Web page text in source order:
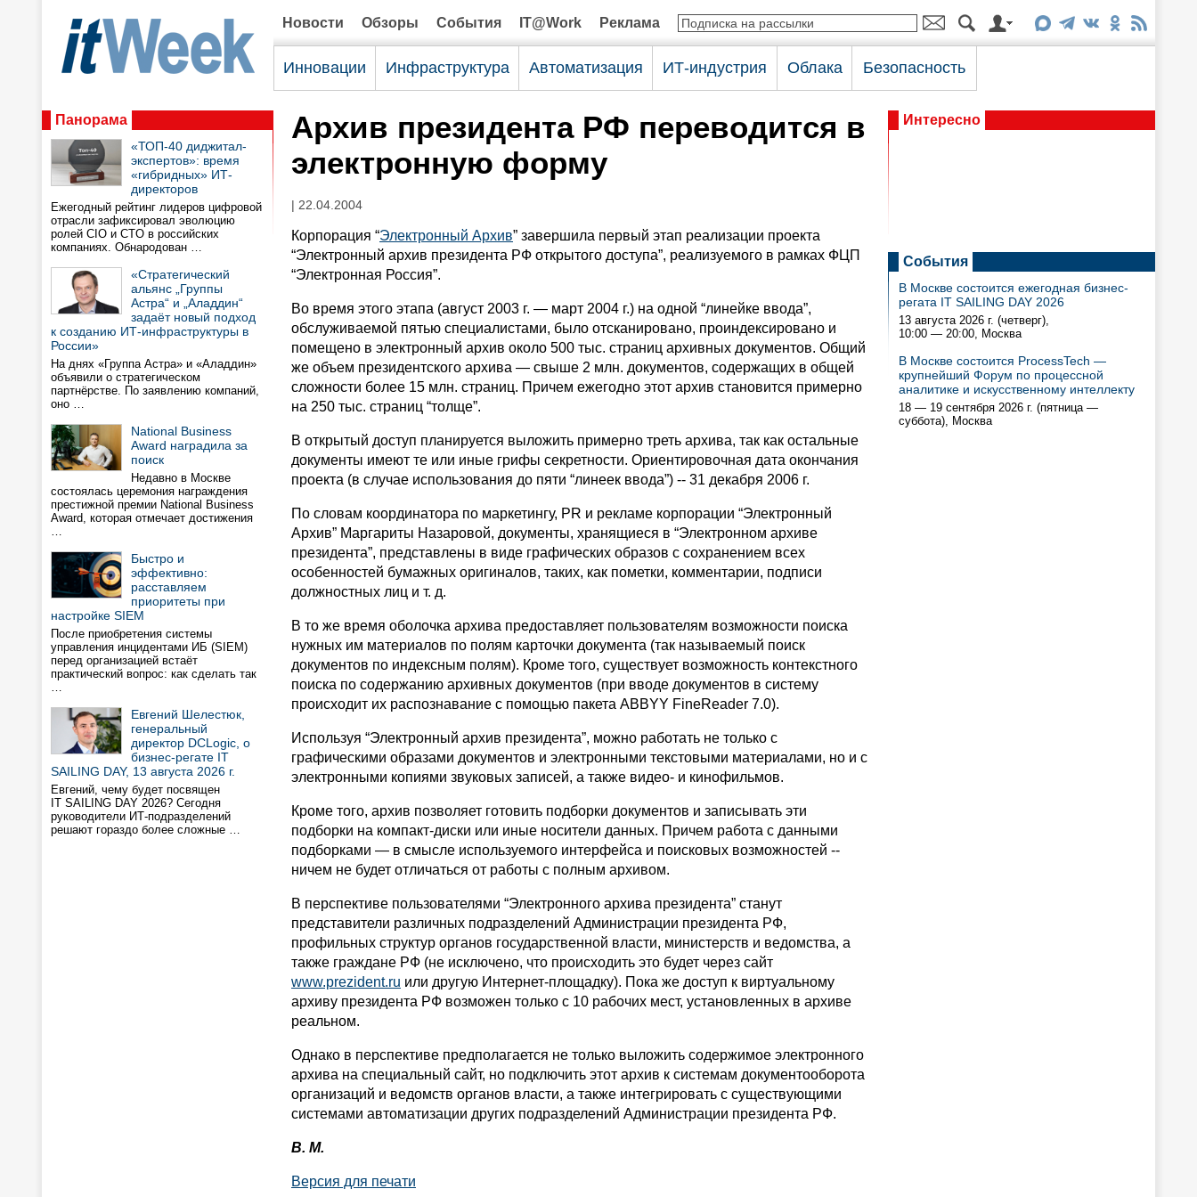
Новости Обзоры События IT@Work Реклама
Инновации Инфраструктура Автоматизация ИТ-индустрия Облака Безопасность
Панорама
«ТОП-40 диджитал-
экспертов»: время
«гибридных» ИТ-
директоров
Ежегодный рейтинг лидеров цифровой
отрасли зафиксировал эволюцию
ролей CIO и CTO в российских
компаниях. Обнародован …
«Стратегический
альянс „Группы
Астра“ и „Аладдин“
задаёт новый подход
к созданию ИТ-инфраструктуры в
России»
На днях «Группа Астра» и «Аладдин»
объявили о стратегическом
партнёрстве. По заявлению компаний,
оно …
National Business
Award наградила за
поиск
Недавно в Москве
состоялась церемония награждения
престижной премии National Business
Award, которая отмечает достижения
…
Быстро и
эффективно:
расставляем
приоритеты при
настройке SIEM
После приобретения системы
управления инцидентами ИБ (SIEM)
перед организацией встаёт
практический вопрос: как сделать так
…
Евгений Шелестюк,
генеральный
директор DCLogic, о
бизнес-регате IT
SAILING DAY, 13 августа 2026 г.
Евгений, чему будет посвящен
IT SAILING DAY 2026? Сегодня
руководители ИТ-подразделений
решают гораздо более сложные …
Архив президента РФ переводится в
электронную форму
| 22.04.2004
Корпорация “Электронный Архив” завершила первый этап реализации проекта
“Электронный архив президента РФ открытого доступа”, реализуемого в рамках ФЦП
“Электронная Россия”.
Во время этого этапа (август 2003 г. — март 2004 г.) на одной “линейке ввода”,
обслуживаемой пятью специалистами, было отсканировано, проиндексировано и
помещено в электронный архив около 500 тыс. страниц архивных документов. Общий
же объем президентского архива — свыше 2 млн. документов, содержащих в общей
сложности более 15 млн. страниц. Причем ежегодно этот архив становится примерно
на 250 тыс. страниц “толще”.
В открытый доступ планируется выложить примерно треть архива, так как остальные
документы имеют те или иные грифы секретности. Ориентировочная дата окончания
проекта (в случае использования до пяти “линеек ввода”) -- 31 декабря 2006 г.
По словам координатора по маркетингу, PR и рекламе корпорации “Электронный
Архив” Маргариты Назаровой, документы, хранящиеся в “Электронном архиве
президента”, представлены в виде графических образов с сохранением всех
особенностей бумажных оригиналов, таких, как пометки, комментарии, подписи
должностных лиц и т. д.
В то же время оболочка архива предоставляет пользователям возможности поиска
нужных им материалов по полям карточки документа (так называемый поиск
документов по индексным полям). Кроме того, существует возможность контекстного
поиска по содержанию архивных документов (при вводе документов в систему
происходит их распознавание с помощью пакета ABBYY FineReader 7.0).
Используя “Электронный архив президента”, можно работать не только с
графическими образами документов и электронными текстовыми материалами, но и с
электронными копиями звуковых записей, а также видео- и кинофильмов.
Кроме того, архив позволяет готовить подборки документов и записывать эти
подборки на компакт-диски или иные носители данных. Причем работа с данными
подборками — в смысле используемого интерфейса и поисковых возможностей --
ничем не будет отличаться от работы с полным архивом.
В перспективе пользователями “Электронного архива президента” станут
представители различных подразделений Администрации президента РФ,
профильных структур органов государственной власти, министерств и ведомства, а
также граждане РФ (не исключено, что происходить это будет через сайт
www.prezident.ru или другую Интернет-площадку). Пока же доступ к виртуальному
архиву президента РФ возможен только с 10 рабочих мест, установленных в архиве
реальном.
Однако в перспективе предполагается не только выложить содержимое электронного
архива на специальный сайт, но подключить этот архив к системам документооборота
организаций и ведомств органов власти, а также интегрировать с существующими
системами автоматизации других подразделений Администрации президента РФ.
В. М.
Версия для печати
Интересно
События
В Москве состоится ежегодная бизнес-
регата IT SAILING DAY 2026
13 августа 2026 г. (четверг),
10:00 — 20:00, Москва
В Москве состоится ProcessTech —
крупнейший Форум по процессной
аналитике и искусственному интеллекту
18 — 19 сентября 2026 г. (пятница —
суббота), Москва